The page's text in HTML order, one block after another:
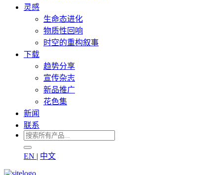
灵感
生命态进化
物质性回响
时空的重构叙事
下载
趋势分享
宣传杂志
新品推广
花色集
新闻
联系
EN | 中文